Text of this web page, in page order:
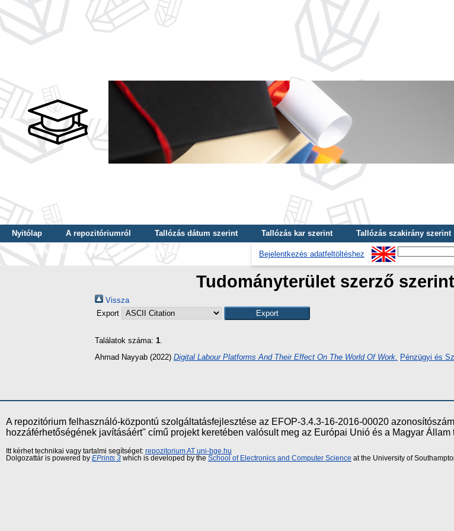
Nyitólap A repozitóriumról Tallózás dátum szerint Tallózás kar szerint Tallózás szakirány szerint
Tallózás képzés szintje szerint
Tallózás kulcsszó szerint Bejelentkezés adatfeltöltéshez
Tudományterület szerző
Vissza
Export
Találatok száma: 1.
Ahmad Nayyab (2022) Digital Labour Platforms And Their Effect On The World Of Work. Pénzügyi és
A repozitórium felhasználó-központú szolgáltatásfejlesztése az EFOP-3.4.3-16-2016-00020
hozzáférhetőségének javításáért" című projekt keretében valósult meg az Európai Unió és a Magyar Állam
Itt kérhet technikai vagy tartalmi segítséget: repozitorium AT uni-bge.hu
Dolgozattár is powered by EPrints 3 which is developed by the School of Electronics and Computer Science at the University of